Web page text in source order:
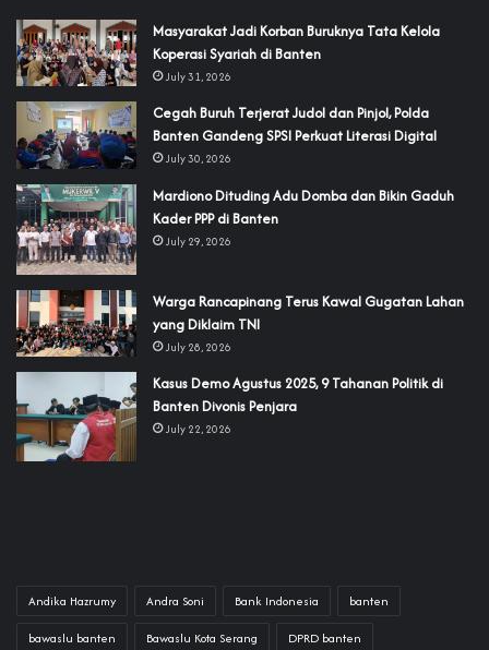
‎Masyarakat Jadi Korban Buruknya Tata Kelola
Koperasi Syariah di Banten
July 31, 2026
Cegah Buruh Terjerat Judol dan Pinjol, Polda
Banten Gandeng SPSI Perkuat Literasi Digital
July 30, 2026
‎Mardiono Dituding Adu Domba dan Bikin Gaduh
Kader PPP di Banten
July 29, 2026
‎Warga Rancapinang Terus Kawal Gugatan Lahan
yang Diklaim TNI‎‎
July 28, 2026
‎Kasus Demo Agustus 2025, 9 Tahanan Politik di
Banten Divonis Penjara
July 22, 2026
Andika Hazrumy Andra Soni Bank Indonesia banten
bawaslu banten Bawaslu Kota Serang DPRD banten